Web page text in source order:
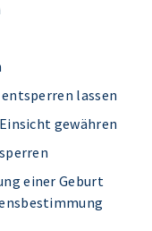
lassen
gewähren
einer Geburt